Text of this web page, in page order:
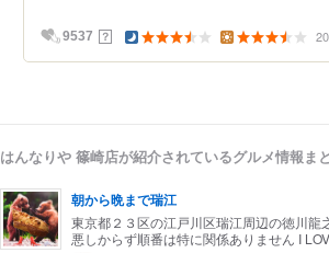
9537 ？
はんなりや 篠崎店が紹介されているグルメ情報ま
朝から晩まで瑞江
東京都２３区の江戸川区瑞江周辺の徳川
悪しからず順番は特に関係ありません I